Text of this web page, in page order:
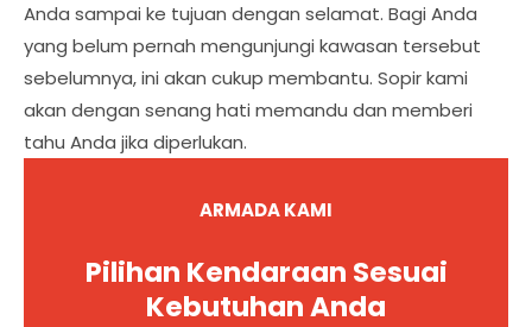
Anda sampai ke tujuan dengan selamat. Bagi Anda
yang belum pernah mengunjungi kawasan tersebut
sebelumnya, ini akan cukup membantu. Sopir kami
akan dengan senang hati memandu dan memberi
tahu Anda jika diperlukan.
ARMADA KAMI
Pilihan Kendaraan Sesuai
Kebutuhan Anda